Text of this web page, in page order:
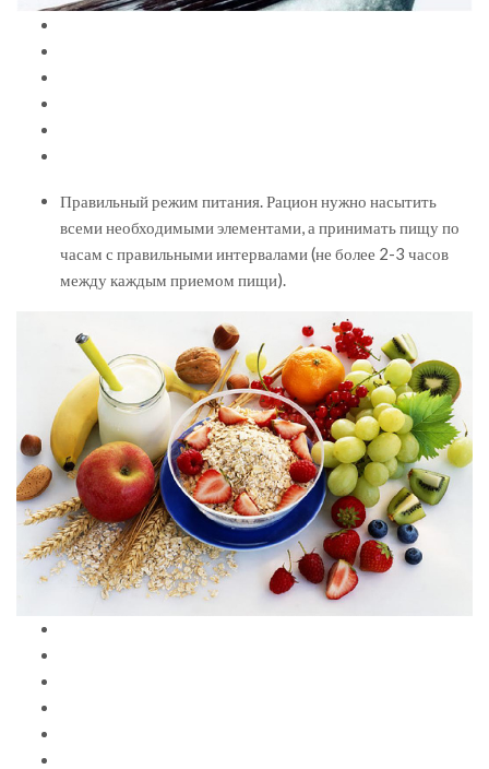
Правильный режим питания. Рацион нужно насытить
всеми необходимыми элементами, а принимать пищу по
часам с правильными интервалами (не более 2-3 часов
между каждым приемом пищи).